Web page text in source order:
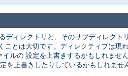
ディレクトリと、そのサブディレクト
とは大切です。ディレクティブは現
イルの 設定を上書きするかもしれませ
上書きしたりしているかもしれませ